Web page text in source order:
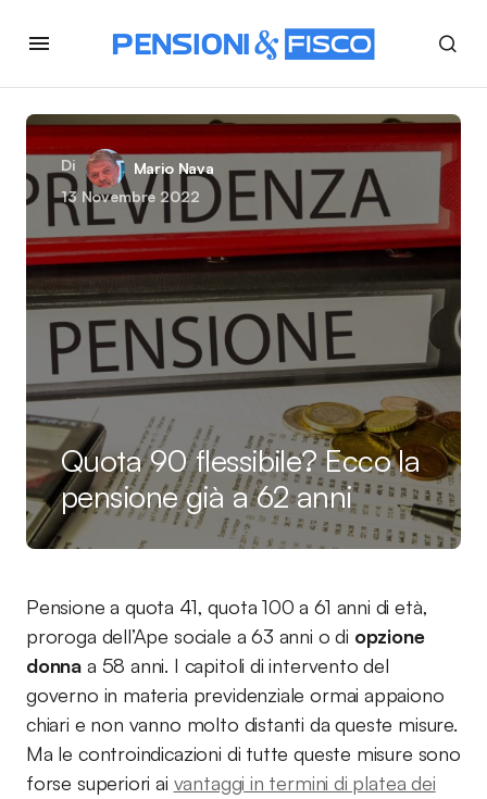
Di
Mario Nava
13 Novembre 2022
Quota 90 flessibile? Ecco la
pensione già a 62 anni
Pensione a quota 41, quota 100 a 61 anni di età,
proroga dell’Ape sociale a 63 anni o di opzione
donna a 58 anni. I capitoli di intervento del
governo in materia previdenziale ormai appaiono
chiari e non vanno molto distanti da queste misure.
Ma le controindicazioni di tutte queste misure sono
forse superiori ai vantaggi in termini di platea dei